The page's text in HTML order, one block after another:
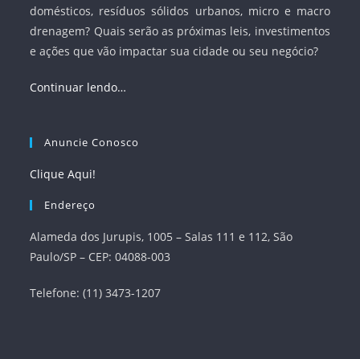
domésticos, resíduos sólidos urbanos, micro e macro
drenagem? Quais serão as próximas leis, investimentos
e ações que vão impactar sua cidade ou seu negócio?
Continuar lendo…
Anuncie Conosco
Clique Aqui!
Endereço
Alameda dos Jurupis, 1005 – Salas 111 e 112, São
Paulo/SP – CEP: 04088-003
Telefone: (11) 3473-1207